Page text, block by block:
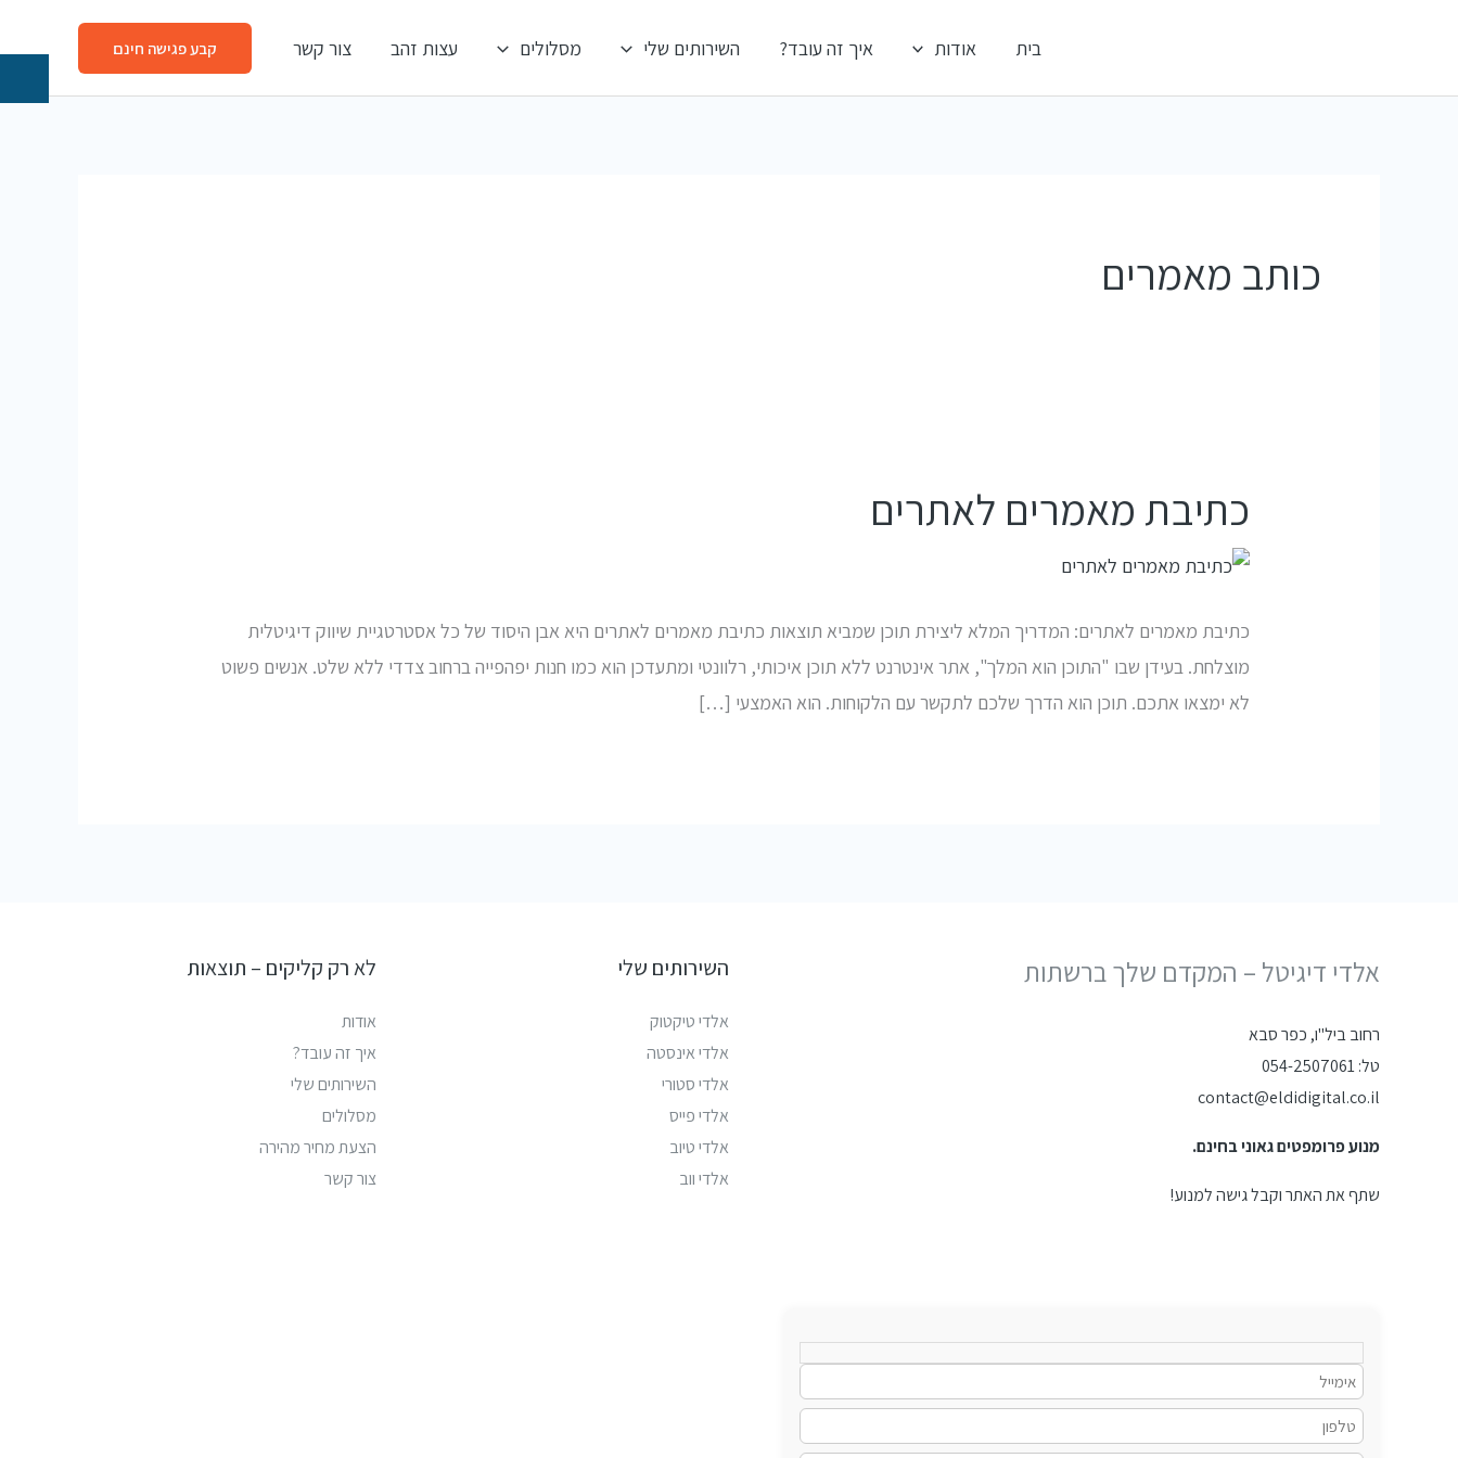
בית אודות איך זה עובד? השירותים שלי מסלולים עצות זהב צור קשר קבע פגישה חינם
כותב מאמרים
כתיבת מאמרים לאתרים
כתיבת מאמרים לאתרים: המדריך המלא ליצירת תוכן שמביא תוצאות כתיבת מאמרים לאתרים היא אבן היסוד של כל אסטרטגיית שיווק דיגיטלית
מוצלחת. בעידן שבו "התוכן הוא המלך", אתר אינטרנט ללא תוכן איכותי, רלוונטי ומתעדכן הוא כמו חנות יפהפייה ברחוב צדדי ללא שלט. אנשים פשוט
לא ימצאו אתכם. תוכן הוא הדרך שלכם לתקשר עם הלקוחות. הוא האמצעי […]
אלדי דיגיטל – המקדם שלך ברשתות
רחוב ביל"ו, כפר סבא
טל: 054-2507061
contact@eldidigital.co.il
מנוע פרומפטים גאוני בחינם.
שתף את האתר וקבל גישה למנוע!
השירותים שלי
אלדי טיקטוק
אלדי אינסטה
אלדי סטורי
אלדי פייס
אלדי טיוב
אלדי ווב
לא רק קליקים – תוצאות
אודות
איך זה עובד?
השירותים שלי
מסלולים
הצעת מחיר מהירה
צור קשר